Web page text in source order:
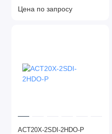
Цена по запросу
ACT20X-2SDI-2HDO-P